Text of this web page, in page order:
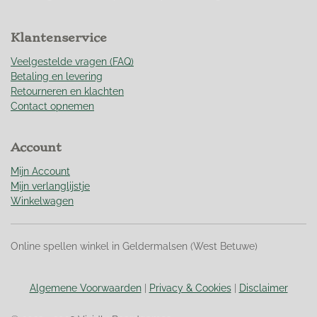
0
9
s
t
e
e
n
Klantenservice
Veelgestelde vragen (FAQ)
Betaling en levering
Retourneren en klachten
Contact opnemen
Account
Mijn Account
Mijn verlanglijstje
Winkelwagen
Online spellen winkel in Geldermalsen (West Betuwe)
Algemene Voorwaarden| Privacy & Cookies| Disclaimer